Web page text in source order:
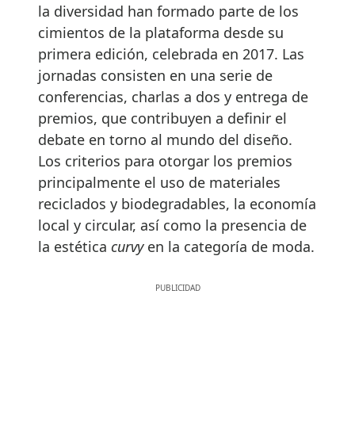
la diversidad han formado parte de los
cimientos de la plataforma desde su
primera edición, celebrada en 2017. Las
jornadas consisten en una serie de
conferencias, charlas a dos y entrega de
premios, que contribuyen a definir el
debate en torno al mundo del diseño.
Los criterios para otorgar los premios
principalmente el uso de materiales
reciclados y biodegradables, la economía
local y circular, así como la presencia de
la estética curvyen la categoría de moda.